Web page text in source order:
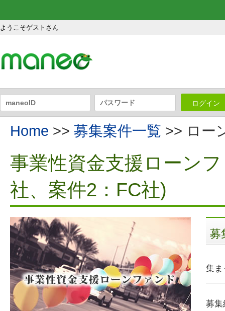
ようこそゲストさん
ログイン
Home >> 募集案件一覧 >> ロー
事業性資金支援ローン
社、案件2：FC社)
募
集ま
募集